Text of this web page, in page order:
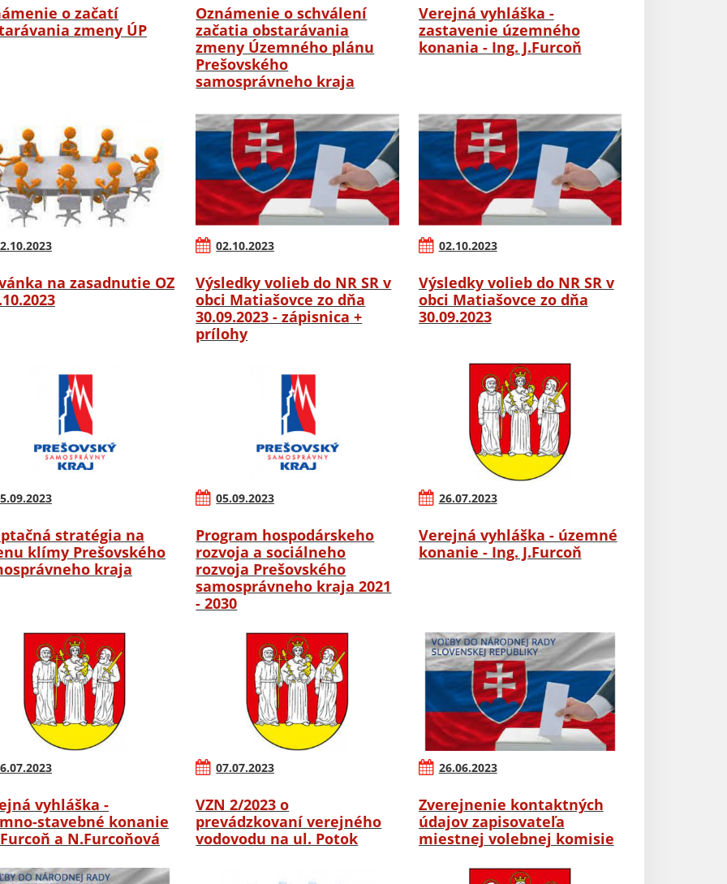
o začatí
zmeny ÚP
Oznámenie o schválení
začatia obstarávania
zmeny Územného plánu
Prešovského
samosprávneho kraja
Verejná vyhláška -
zastavenie územného
konania - Ing. J.Furcoň
na zasadnutie OZ
02.10.2023
Výsledky volieb do NR SR v
obci Matiašovce zo dňa
30.09.2023 - zápisnica +
prílohy
02.10.2023
Výsledky volieb do NR SR v
obci Matiašovce zo dňa
30.09.2023
stratégia na
klímy Prešovského
kraja
05.09.2023
Program hospodárskeho
rozvoja a sociálneho
rozvoja Prešovského
samosprávneho kraja 2021
- 2030
26.07.2023
Verejná vyhláška - územné
konanie - Ing. J.Furcoň
vyhláška -
stavebné konanie
a N.Furcoňová
07.07.2023
VZN 2/2023 o
prevádzkovaní verejného
vodovodu na ul. Potok
26.06.2023
Zverejnenie kontaktných
údajov zapisovateľa
miestnej volebnej komisie